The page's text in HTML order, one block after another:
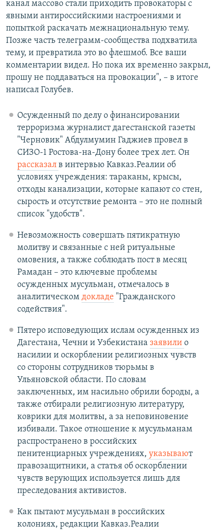
канал массово стали приходить провокаторы с
явными антироссийскими настроениями и
попыткой раскачать межнациональную тему.
Позже часть телеграмм-сообщества подхватила
тему, и превратила это во флешмоб. Все ваши
комментарии видел. Но пока их временно закрыл,
прошу не поддаваться на провокации", – в итоге
написал Голубев.
Осужденный по делу о финансировании
терроризма журналист дагестанской газеты
"Черновик" Абдулмумин Гаджиев провел в
СИЗО-1 Ростова-на-Дону более трех лет. Он
рассказал в интервью Кавказ.Реалии об
условиях учреждения: тараканы, крысы,
отходы канализации, которые капают со стен,
сырость и отсутствие ремонта – это не полный
список "удобств".
Невозможность совершать пятикратную
молитву и связанные с ней ритуальные
омовения, а также соблюдать пост в месяц
Рамадан – это ключевые проблемы
осужденных мусульман, отмечалось в
аналитическом докладе "Гражданского
содействия".
Пятеро исповедующих ислам осужденных из
Дагестана, Чечни и Узбекистана заявили о
насилии и оскорблении религиозных чувств
со стороны сотрудников тюрьмы в
Ульяновской области. По словам
заключенных, им насильно обрили бороды, а
также отбирали религиозную литературу,
коврики для молитвы, а за неповиновение
избивали. Такое отношение к мусульманам
распространено в российских
пенитенциарных учреждениях, указывают
правозащитники, а статья об оскорблении
чувств верующих используется лишь для
преследования активистов.
Как пытают мусульман в российских
колониях, редакции Кавказ.Реалии